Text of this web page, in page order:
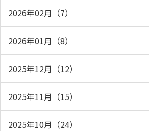
2026年02月（7）
2026年01月（8）
2025年12月（12）
2025年11月（15）
2025年10月（24）